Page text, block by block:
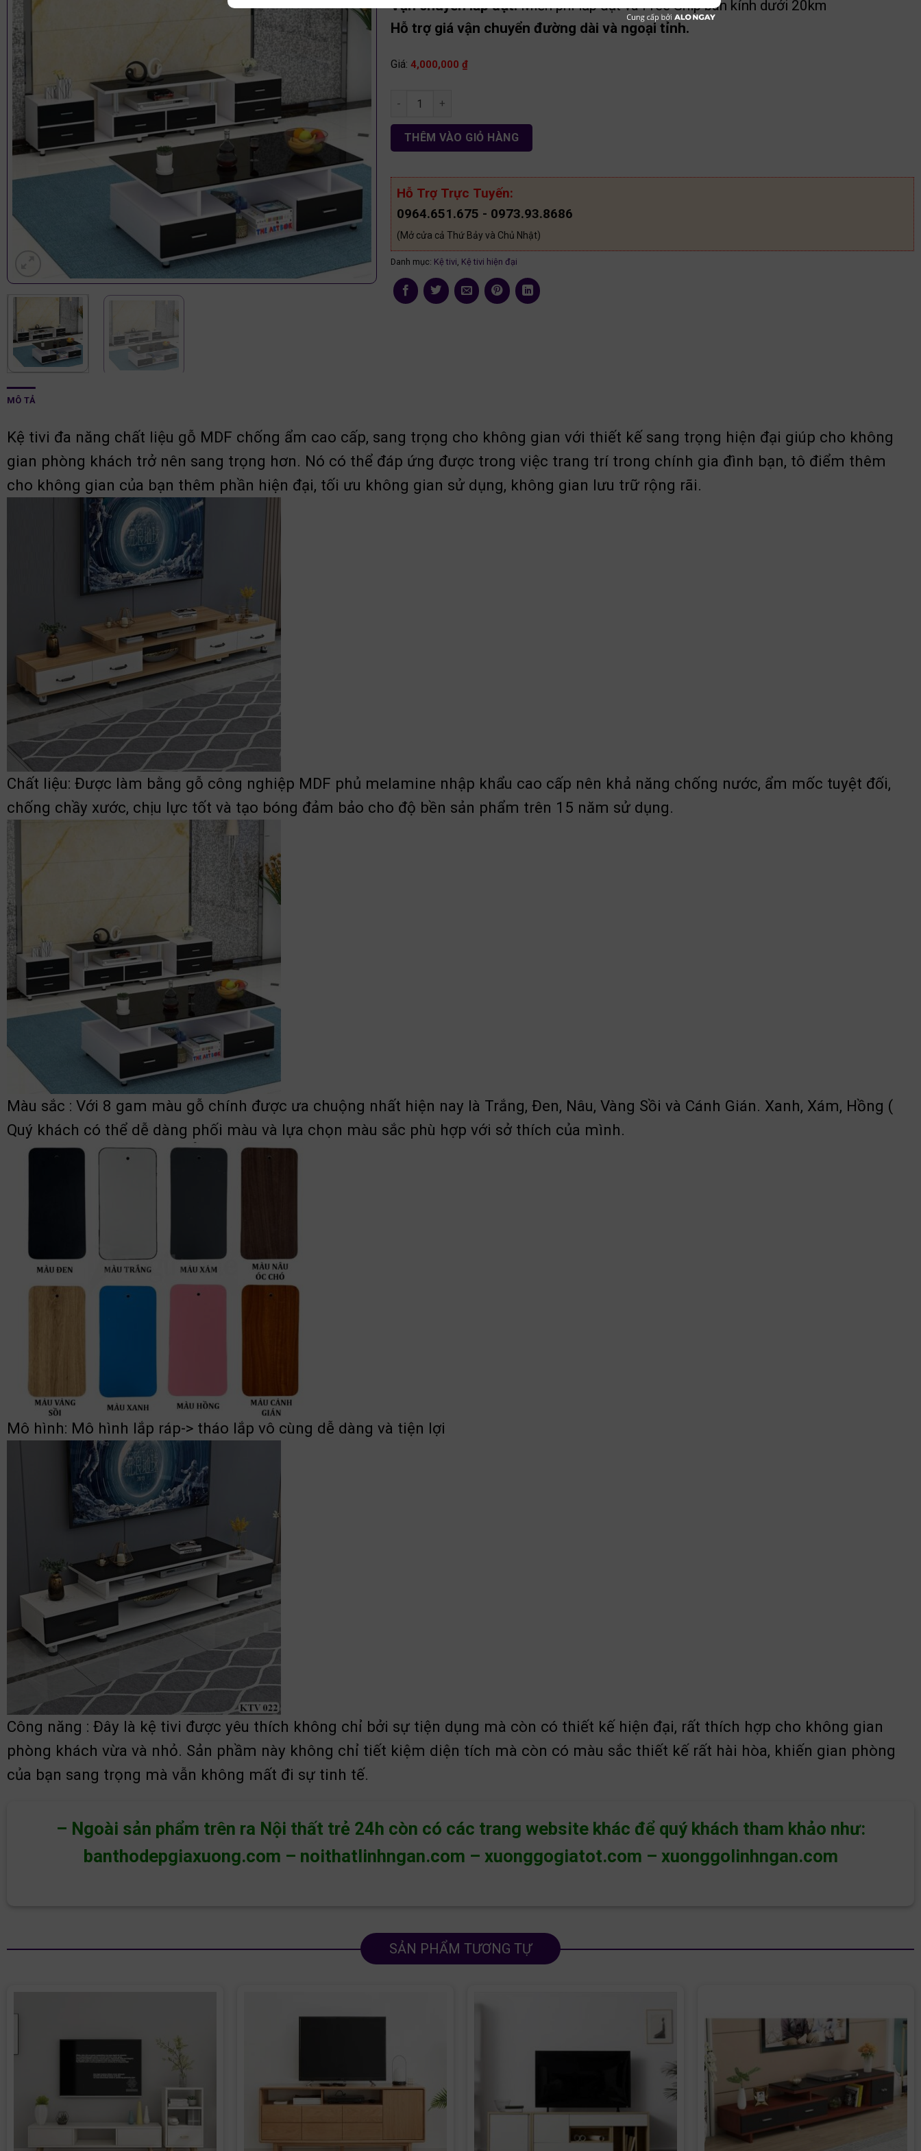
Vận chuyển lắp đặt:Miễn phí lắp đặt và Free Ship bán kính dưới 20km
Hỗ trợ giá vận chuyển đường dài và ngoại tỉnh.
Giá: 4,000,000 ₫
Kệ tivi đa năng 2m00 gỗ MDF KT18 số lượng
THÊM VÀO GIỎ HÀNG
Hỗ Trợ Trực Tuyến:
0964.651.675 - 0973.93.8686
(Mở cửa cả Thứ Bảy và Chủ Nhật)
Danh mục: Kệ tivi, Kệ tivi hiện đại
MÔ TẢ
Kệ tivi đa năng chất liệu gỗ MDF chống ẩm cao cấp, sang trọng cho không gian với thiết kế sang trọng hiện đại giúp cho không
gian phòng khách trở nên sang trọng hơn. Nó có thể đáp ứng được trong việc trang trí trong chính gia đình bạn, tô điểm thêm
cho không gian của bạn thêm phần hiện đại, tối ưu không gian sử dụng, không gian lưu trữ rộng rãi.
Chất liệu: Được làm bằng gỗ công nghiệp MDF phủ melamine nhập khẩu cao cấp nên khả năng chống nước, ẩm mốc tuyệt đối,
chống chầy xước, chịu lực tốt và tạo bóng đảm bảo cho độ bền sản phẩm trên 15 năm sử dụng.
Màu sắc : Với 8 gam màu gỗ chính được ưa chuộng nhất hiện nay là Trắng, Đen, Nâu, Vàng Sồi và Cánh Gián. Xanh, Xám, Hồng (
Quý khách có thể dễ dàng phối màu và lựa chọn màu sắc phù hợp với sở thích của mình.
Mô hình: Mô hình lắp ráp-> tháo lắp vô cùng dễ dàng và tiện lợi
Công năng : Đây là kệ tivi được yêu thích không chỉ bởi sự tiện dụng mà còn có thiết kế hiện đại, rất thích hợp cho không gian
phòng khách vừa và nhỏ. Sản phầm này không chỉ tiết kiệm diện tích mà còn có màu sắc thiết kế rất hài hòa, khiến gian phòng
của bạn sang trọng mà vẫn không mất đi sự tinh tế.
– Ngoài sản phẩm trên ra Nội thất trẻ 24h còn có các trang website khác để quý khách tham khảo như:
banthodepgiaxuong.com – noithatlinhngan.com – xuonggogiatot.com – xuonggolinhngan.com
SẢN PHẨM TƯƠNG TỰ